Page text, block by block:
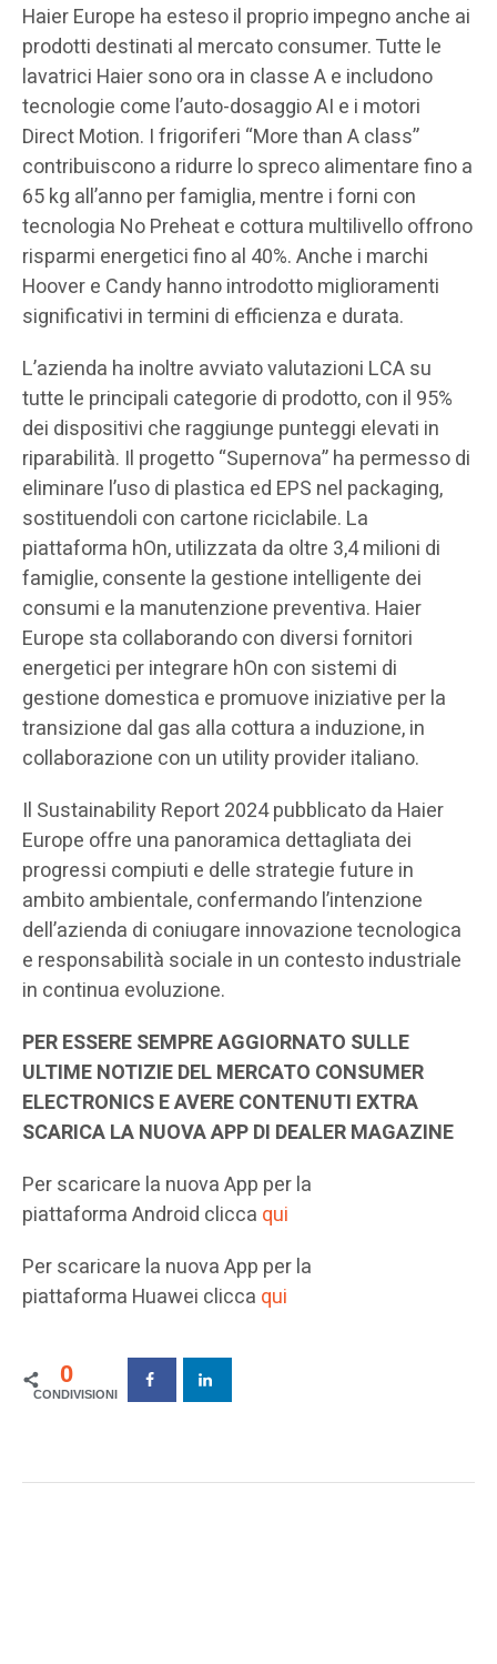
Haier Europe ha esteso il proprio impegno anche ai
prodotti destinati al mercato consumer. Tutte le
lavatrici Haier sono ora in classe A e includono
tecnologie come l’auto-dosaggio AI e i motori
Direct Motion. I frigoriferi “More than A class”
contribuiscono a ridurre lo spreco alimentare fino a
65 kg all’anno per famiglia, mentre i forni con
tecnologia No Preheat e cottura multilivello offrono
risparmi energetici fino al 40%. Anche i marchi
Hoover e Candy hanno introdotto miglioramenti
significativi in termini di efficienza e durata.
L’azienda ha inoltre avviato valutazioni LCA su
tutte le principali categorie di prodotto, con il 95%
dei dispositivi che raggiunge punteggi elevati in
riparabilità. Il progetto “Supernova” ha permesso di
eliminare l’uso di plastica ed EPS nel packaging,
sostituendoli con cartone riciclabile. La
piattaforma hOn, utilizzata da oltre 3,4 milioni di
famiglie, consente la gestione intelligente dei
consumi e la manutenzione preventiva. Haier
Europe sta collaborando con diversi fornitori
energetici per integrare hOn con sistemi di
gestione domestica e promuove iniziative per la
transizione dal gas alla cottura a induzione, in
collaborazione con un utility provider italiano.
Il Sustainability Report 2024 pubblicato da Haier
Europe offre una panoramica dettagliata dei
progressi compiuti e delle strategie future in
ambito ambientale, confermando l’intenzione
dell’azienda di coniugare innovazione tecnologica
e responsabilità sociale in un contesto industriale
in continua evoluzione.
PER ESSERE SEMPRE AGGIORNATO SULLE
ULTIME NOTIZIE DEL MERCATO CONSUMER
ELECTRONICS E AVERE CONTENUTI EXTRA
SCARICA LA NUOVA APP DI DEALER MAGAZINE
Per scaricare la nuova App per la
piattaforma Android clicca qui
Per scaricare la nuova App per la
piattaforma Huawei clicca qui
0